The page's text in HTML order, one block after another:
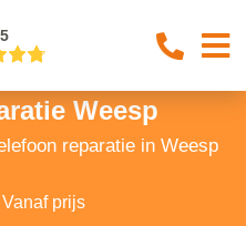
Weesp
reparatie in Weesp
Vanaf prijs